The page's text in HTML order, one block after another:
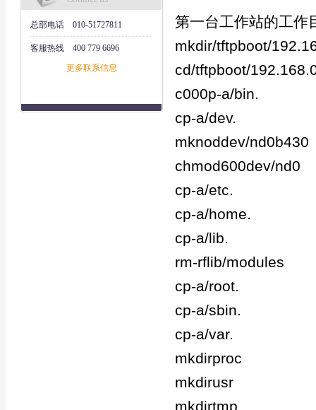
总部电话 010-51727811
客服热线
400 779 6696
更多联系信息
第一台工作站的工作
mkdir/tftpboot/
cd/tftpboot/
c000p-a/bin.
cp-a/dev.
mknoddev/nd0b430
chmod600dev/nd0
cp-a/etc.
cp-a/home.
cp-a/lib.
rm-rflib/modules
cp-a/root.
cp-a/sbin.
cp-a/var.
mkdirproc
mkdirusr
mkdirtmp